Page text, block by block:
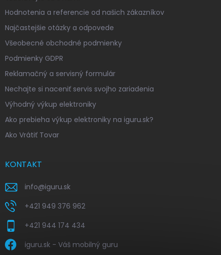
Hodnotenia a referencie od našich zákazníkov
Najčastejšie otázky a odpovede
Všeobecné obchodné podmienky
Podmienky GDPR
Reklamačný a servisný formulár
Nechajte si naceniť servis svojho zariadenia
Výhodný výkup elektroniky
Ako prebieha výkup elektroniky na iguru.sk?
Ako Vrátiť Tovar
KONTAKT
info@iguru.sk
+421 949 376 962
+421 944 174 434
iguru.sk - Váš mobilný guru